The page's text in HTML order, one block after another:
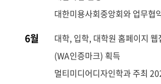
대한미용사회중앙회와 업무협
6월
대학, 입학, 대학원 홈페이지
(WA인증마크) 획득
멀티미디어디자인학과 주최